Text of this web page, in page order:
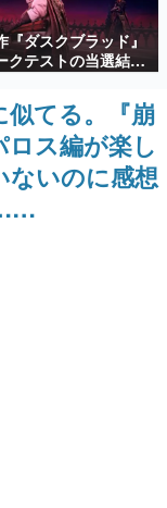
ー数万以上！ などな
渾身の“殿堂入り”記
作時のエピソードをお
とは何か？を探ってい
』は、〈試験問題〉
『ダスクブラッド』
クテストの当選結果
時に発表。応募サイ
ージから確認可能、
は8月21日～24日
てる。『崩
ス編が楽し
ないのに感想